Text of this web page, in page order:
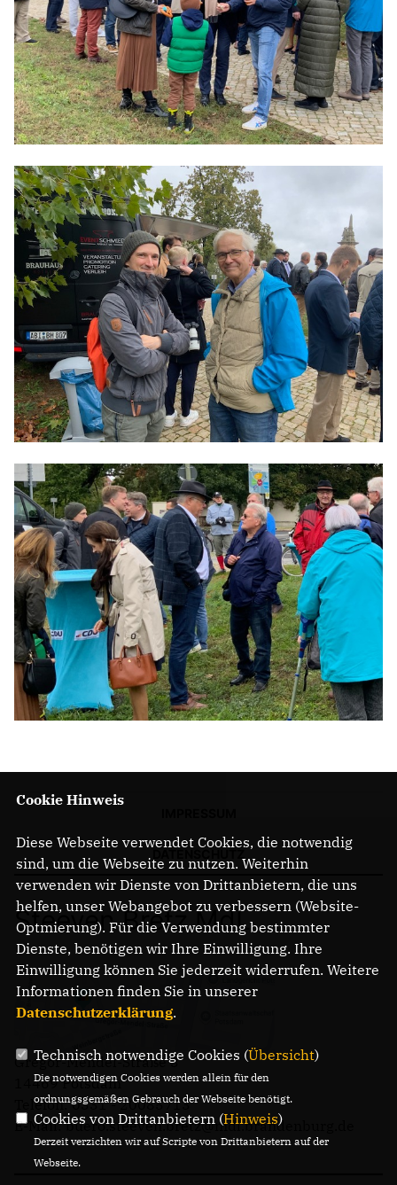
Steeven Bretz MdL
Gregor-Mendel-Straße 3
14469 Potsdam
Telefon: 0331 - 20085713
E-Mail: buero.steeven.bretz@mdl.brandenburg.de
Cookie Hinweis
Diese Webseite verwendet Cookies, die notwendig
sind, um die Webseite zu nutzen. Weiterhin
verwenden wir Dienste von Drittanbietern, die uns
helfen, unser Webangebot zu verbessern (Website-
Optmierung). Für die Verwendung bestimmter
Dienste, benötigen wir Ihre Einwilligung. Ihre
Einwilligung können Sie jederzeit widerrufen. Weitere
Informationen finden Sie in unserer
Datenschutzerklärung.
Technisch notwendige Cookies (Übersicht)
Die notwendigen Cookies werden allein für den
ordnungsgemäßen Gebrauch der Webseite benötigt.
Cookies von Drittanbietern (Hinweis)
Derzeit verzichten wir auf Scripte von Drittanbietern auf der
Webseite.